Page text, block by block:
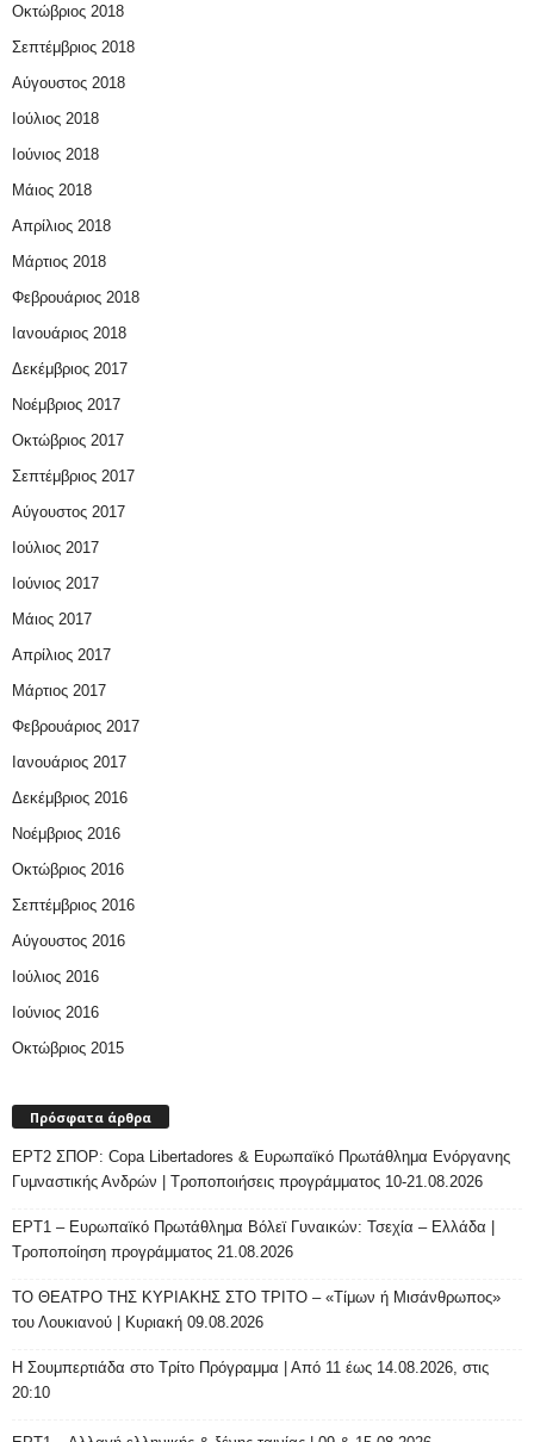
Οκτώβριος 2018
Σεπτέμβριος 2018
Αύγουστος 2018
Ιούλιος 2018
Ιούνιος 2018
Μάιος 2018
Απρίλιος 2018
Μάρτιος 2018
Φεβρουάριος 2018
Ιανουάριος 2018
Δεκέμβριος 2017
Νοέμβριος 2017
Οκτώβριος 2017
Σεπτέμβριος 2017
Αύγουστος 2017
Ιούλιος 2017
Ιούνιος 2017
Μάιος 2017
Απρίλιος 2017
Μάρτιος 2017
Φεβρουάριος 2017
Ιανουάριος 2017
Δεκέμβριος 2016
Νοέμβριος 2016
Οκτώβριος 2016
Σεπτέμβριος 2016
Αύγουστος 2016
Ιούλιος 2016
Ιούνιος 2016
Οκτώβριος 2015
Πρόσφατα άρθρα
ΕΡΤ2 ΣΠΟΡ: Copa Libertadores & Ευρωπαϊκό Πρωτάθλημα Ενόργανης
Γυμναστικής Ανδρών | Τροποποιήσεις προγράμματος 10-21.08.2026
ΕΡΤ1 – Ευρωπαϊκό Πρωτάθλημα Βόλεϊ Γυναικών: Τσεχία – Ελλάδα |
Τροποποίηση προγράμματος 21.08.2026
ΤΟ ΘΕΑΤΡΟ ΤΗΣ ΚΥΡΙΑΚΗΣ ΣΤΟ ΤΡΙΤΟ – «Τίμων ή Μισάνθρωπος»
του Λουκιανού | Κυριακή 09.08.2026
H Σουμπερτιάδα στο Τρίτο Πρόγραμμα | Από 11 έως 14.08.2026, στις
20:10